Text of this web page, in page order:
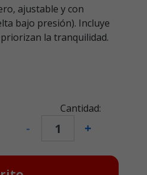
ajustable y con
bajo presión). Incluye
la tranquilidad.
Cantidad:
- +